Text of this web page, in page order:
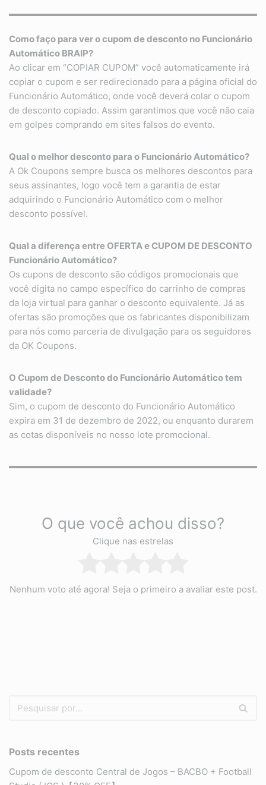
Como faço para ver o cupom de desconto no Funcionário
Automático BRAIP?
Ao clicar em “COPIAR CUPOM” você automaticamente irá
copiar o cupom e ser redirecionado para a página oficial do
Funcionário Automático, onde você deverá colar o cupom
de desconto copiado. Assim garantimos que você não caia
em golpes comprando em sites falsos do evento.
Qual o melhor desconto para o Funcionário Automático?
A Ok Coupons sempre busca os melhores descontos para
seus assinantes, logo você tem a garantia de estar
adquirindo o Funcionário Automático com o melhor
desconto possível.
Qual a diferença entre OFERTA e CUPOM DE DESCONTO
Funcionário Automático?
Os cupons de desconto são códigos promocionais que
você digita no campo específico do carrinho de compras
da loja virtual para ganhar o desconto equivalente. Já as
ofertas são promoções que os fabricantes disponibilizam
para nós como parceria de divulgação para os seguidores
da OK Coupons.
O Cupom de Desconto do Funcionário Automático tem
validade?
Sim, o cupom de desconto do Funcionário Automático
expira em 31 de dezembro de 2022, ou enquanto durarem
as cotas disponíveis no nosso lote promocional.
O que você achou disso?
Clique nas estrelas
Nenhum voto até agora! Seja o primeiro a avaliar este post.
Posts recentes
Cupom de desconto Central de Jogos – BACBO + Football